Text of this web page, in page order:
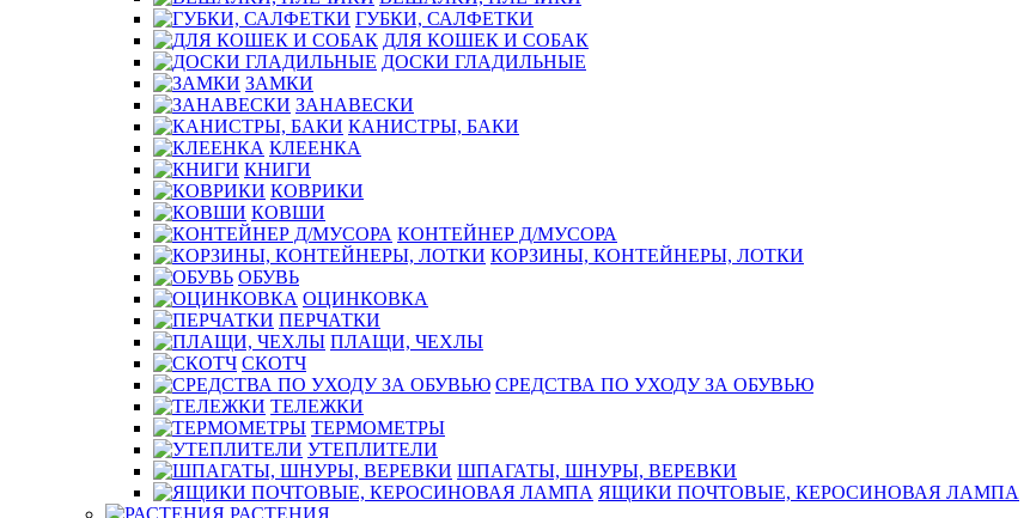
ГУБКИ, САЛФЕТКИ
ДЛЯ КОШЕК И СОБАК
ДОСКИ ГЛАДИЛЬНЫЕ
ЗАМКИ
ЗАНАВЕСКИ
КАНИСТРЫ, БАКИ
КЛЕЕНКА
КНИГИ
КОВРИКИ
КОВШИ
КОНТЕЙНЕР Д/МУСОРА
КОРЗИНЫ, КОНТЕЙНЕРЫ, ЛОТКИ
ОБУВЬ
ОЦИНКОВКА
ПЕРЧАТКИ
ПЛАЩИ, ЧЕХЛЫ
СКОТЧ
СРЕДСТВА ПО УХОДУ ЗА ОБУВЬЮ
ТЕЛЕЖКИ
ТЕРМОМЕТРЫ
УТЕПЛИТЕЛИ
ШПАГАТЫ, ШНУРЫ, ВЕРЕВКИ
ЯЩИКИ ПОЧТОВЫЕ, КЕРОСИНОВАЯ ЛАМПА
РАСТЕНИЯ